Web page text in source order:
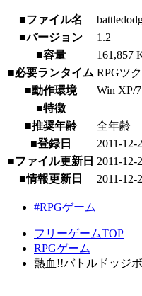
■ファイル名
■バージョン
1.2
■容量
161,857
■必要ランタイム RPGツ
■動作環境
Win XP/
■特徴
■推奨年齢
全年齢
■登録日
2011-12-
■ファイル更新日 2011-12-
■情報更新日
2011-12-
#RPGゲーム
フリーゲームTOP
RPGゲーム
熱血!!バトルドッジ